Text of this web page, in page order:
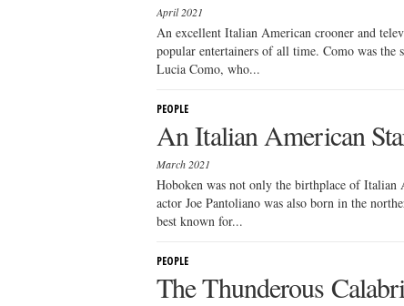
April 2021
An excellent Italian American crooner and
popular entertainers of all time. Como was
Lucia Como, who...
PEOPLE
An Italian American
March 2021
Hoboken was not only the birthplace of
actor Joe Pantoliano was also born in the
best known for...
PEOPLE
The Thunderous